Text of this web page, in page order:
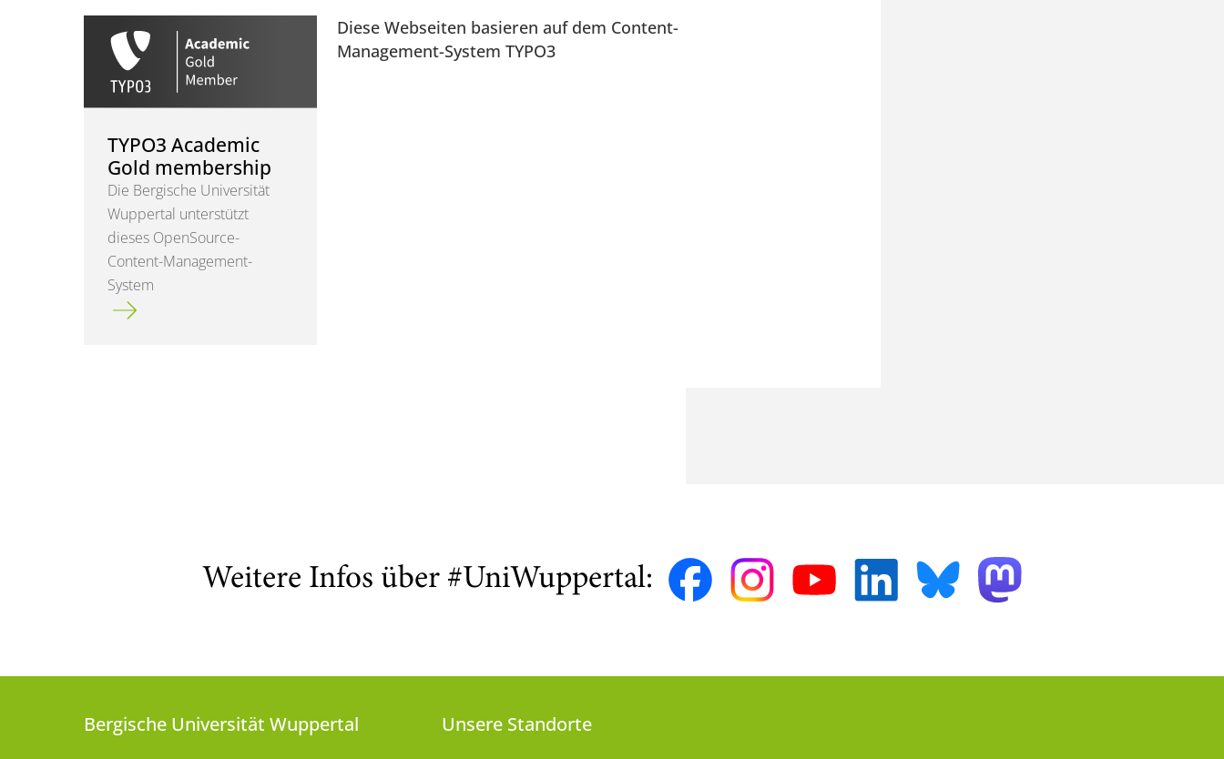
TYPO3 Academic
Gold membership
Die Bergische Universität
Wuppertal unterstützt
dieses OpenSource-
Content-Management-
System
Mehr erfahren über TYPO3 Academic Gold membership
Diese Webseiten basieren auf dem Content-
Management-System TYPO3
Weitere Infos über #UniWuppertal:
Bergische Universität Wuppertal Unsere Standorte